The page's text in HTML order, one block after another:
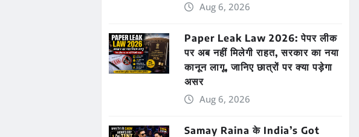
Aug 6, 2026
Paper Leak Law 2026: पेपर लीक
पर अब नहीं मिलेगी राहत, सरकार का नया
कानून लागू, जानिए छात्रों पर क्या पड़ेगा
असर
Aug 6, 2026
Samay Raina के India’s Got